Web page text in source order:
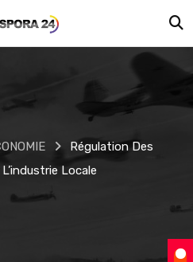
Régulation Des
Locale